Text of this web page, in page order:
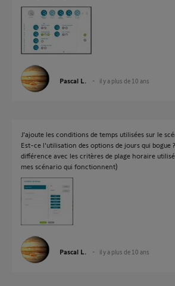
Pascal L. il y a plus de 10 ans
J'ajoute les conditions de temps utilisées sur le
Est-ce l'utilisation des options de jours qui bogue
différence avec les critères de plage horaire
mes scénario qui fonctionnent)
Pascal L. il y a plus de 10 ans